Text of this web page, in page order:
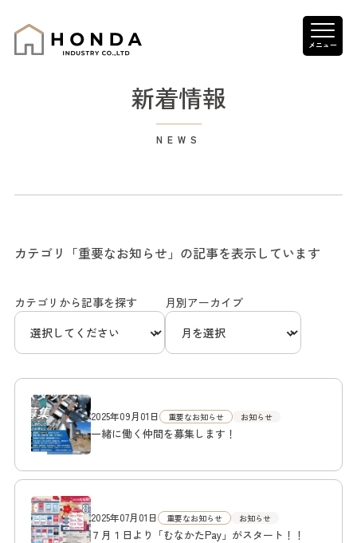
新着情報
カテゴリ「重要なお知らせ」の記事を表示しています
カテゴリから記事を探す 月別アーカイブ
2025年09月01日 重要なお知らせ お知らせ
一緒に働く仲間を募集します！
2025年07月01日 重要なお知らせ お知らせ
７月１日より「むなかたPay」がスタート！！